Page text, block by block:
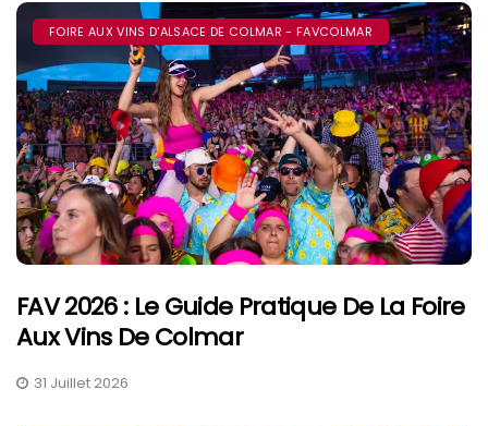
FOIRE AUX VINS D'ALSACE DE COLMAR - FAVCOLMAR
FAV 2026 : Le Guide Pratique De La Foire
Aux Vins De Colmar
31 Juillet 2026